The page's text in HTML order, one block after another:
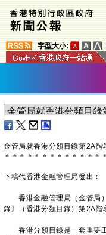
字型大小:
金管局就香港分類目錄第2A階
＊ ＊ ＊ ＊ ＊ ＊ ＊ ＊ ＊ ＊ ＊ ＊ ＊ ＊
下稿代香港金融管理局發出︰
香港金融管理局（金管局）
錄》（香港分類目錄）第2A階
香港分類目錄是一套重要工